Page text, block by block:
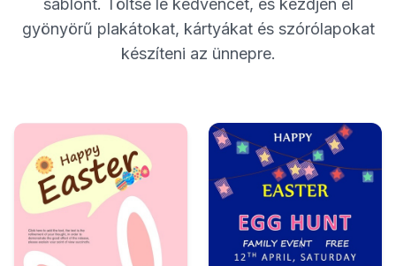
sablont. Töltse le kedvencét, és kezdjen el
gyönyörű plakátokat, kártyákat és szórólapokat
készíteni az ünnepre.